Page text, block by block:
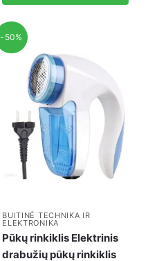
45,07 €.22,53 €.
-50%
BUITINĖ TECHNIKA IR
ELEKTRONIKA
Pūkų rinkiklis Elektrinis
drabužių pūkų rinkiklis